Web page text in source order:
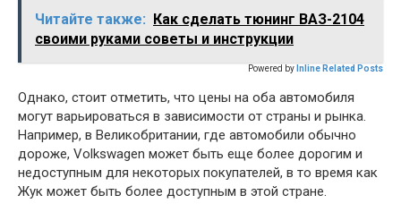
Читайте также: Как сделать тюнинг ВАЗ-2104
своими руками советы и инструкции
Powered by Inline Related Posts
Однако, стоит отметить, что цены на оба автомобиля
могут варьироваться в зависимости от страны и рынка.
Например, в Великобритании, где автомобили обычно
дороже, Volkswagen может быть еще более дорогим и
недоступным для некоторых покупателей, в то время как
Жук может быть более доступным в этой стране.